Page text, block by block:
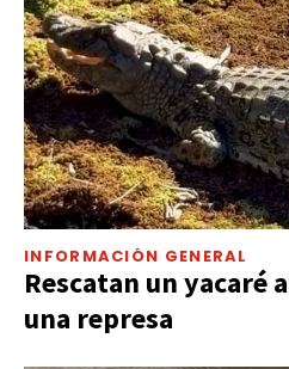
INFORMACIÓN GENERAL
Rescatan un yacaré
una represa